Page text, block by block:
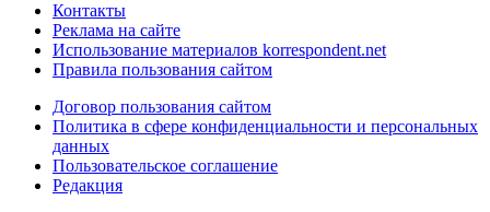
Контакты
Реклама на сайте
Использование материалов korrespondent.net
Правила пользования сайтом
Договор пользования сайтом
Политика в сфере конфиденциальности и персональных
данных
Пользовательское соглашение
Редакция